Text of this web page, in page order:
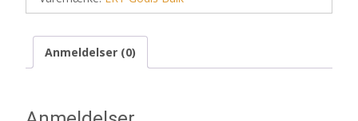
Anmeldelser (0)